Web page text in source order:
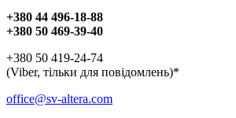
+380 44 496-18-88
+380 50 469-39-40
+380 50 419-24-74
(Viber, тільки для повідомлень)*
office@sv-altera.com